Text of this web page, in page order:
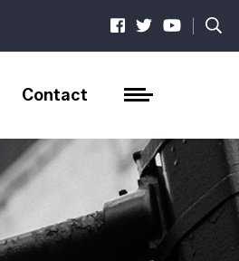
|
Contact